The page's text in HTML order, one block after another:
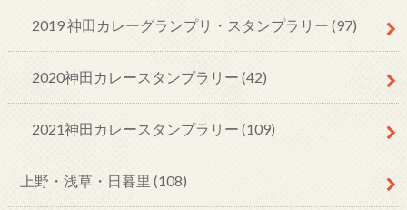
2019 神田カレーグランプリ・スタンプラリー (97)
2020神田カレースタンプラリー (42)
2021神田カレースタンプラリー (109)
上野・浅草・日暮里 (108)